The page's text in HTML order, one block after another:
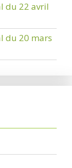
du 22 avril
du 20 mars